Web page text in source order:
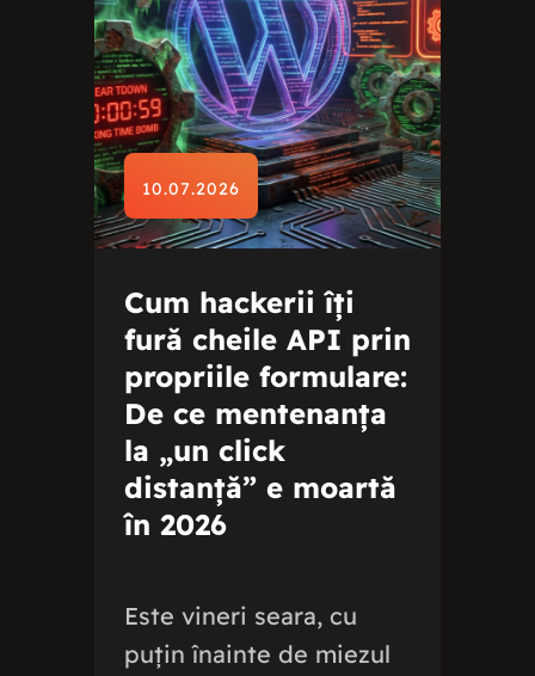
10.07.2026
Cum hackerii îți
fură cheile API prin
propriile formulare:
De ce mentenanța
la „un click
distanță” e moartă
în 2026
Este vineri seara, cu
puțin înainte de miezul